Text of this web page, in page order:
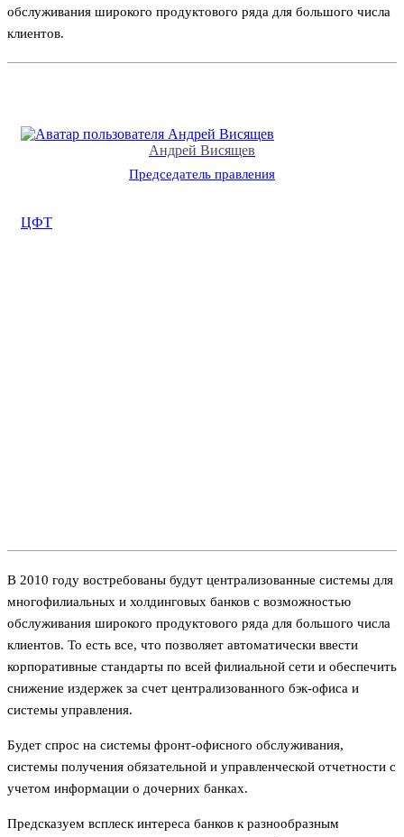
обслуживания широкого продуктового ряда для большого числа
клиентов.
Андрей Висящев
Председатель правления
ЦФТ
В 2010 году востребованы будут централизованные системы для
многофилиальных и холдинговых банков с возможностью
обслуживания широкого продуктового ряда для большого числа
клиентов. То есть все, что позволяет автоматически ввести
корпоративные стандарты по всей филиальной сети и обеспечить
снижение издержек за счет централизованного бэк-офиса и
системы управления.
Будет спрос на системы фронт-офисного обслуживания,
системы получения обязательной и управленческой отчетности с
учетом информации о дочерних банках.
Предсказуем всплеск интереса банков к разнообразным